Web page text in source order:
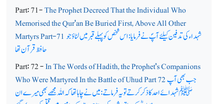
Part: 71-The Prophet Decreed That the Individual Who
Memorised the Qur'an Be Buried First, Above All Other
Martyrs Part-71شہداء کی تدفین کیلئے آپؐ نے فرمایا: اس شخص کو پہلے قبر میں لٹاؤ جو
حافظ قرآن تھا
Part: 72 -In The Words of Hadith, the Prophet's Companions
Who Were Martyred In the Battle of Uhud Part 72جب بھی آپ
ﷺ شہدائے احد کا ذکر کرتے تو یہ فرماتے: میں نے چاہا تھا کہ اللہ مجھے بھی میرے ان